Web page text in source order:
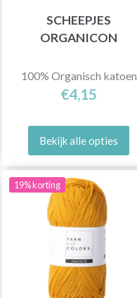
SCHEEPJES
ORGANICON
100% Organisch katoen
€4,15
Bekijk alle opties
19% korting